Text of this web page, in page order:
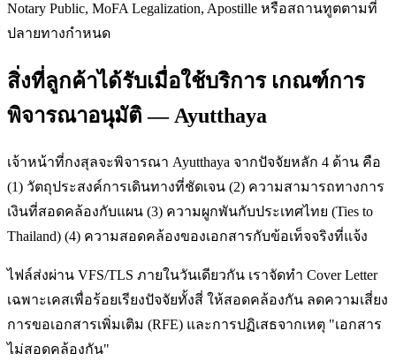
Notary Public, MoFA Legalization, Apostille หรือสถานทูตตามที่
ปลายทางกำหนด
สิ่งที่ลูกค้าได้รับเมื่อใช้บริการ เกณฑ์การ
พิจารณาอนุมัติ — Ayutthaya
เจ้าหน้าที่กงสุลจะพิจารณา Ayutthaya จากปัจจัยหลัก 4 ด้าน คือ
(1) วัตถุประสงค์การเดินทางที่ชัดเจน (2) ความสามารถทางการ
เงินที่สอดคล้องกับแผน (3) ความผูกพันกับประเทศไทย (Ties to
Thailand) (4) ความสอดคล้องของเอกสารกับข้อเท็จจริงที่แจ้ง
ไฟล์ส่งผ่าน VFS/TLS ภายในวันเดียวกัน เราจัดทำ Cover Letter
เฉพาะเคสเพื่อร้อยเรียงปัจจัยทั้งสี่ ให้สอดคล้องกัน ลดความเสี่ยง
การขอเอกสารเพิ่มเติม (RFE) และการปฏิเสธจากเหตุ "เอกสาร
ไม่สอดคล้องกัน"